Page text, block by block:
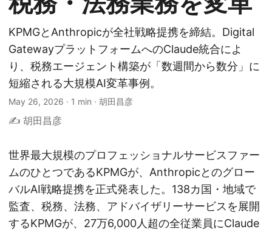
KPMGとAnthropicが全社戦略提携を締結。Digital
GatewayプラットフォームへのClaude統合によ
り、税務エージェント構築が「数週間から数分」に
短縮される大規模AI変革事例。
May 26, 2026 · 1 min · 胡田昌彦
✍️ 胡田昌彦
世界最大規模のプロフェッショナルサービスファー
ムのひとつであるKPMGが、Anthropicとのグロー
バルAI戦略提携を正式発表した。138カ国・地域で
監査、税務、法務、アドバイザリーサービスを展開
するKPMGが、27万6,000人超の全従業員にClaude